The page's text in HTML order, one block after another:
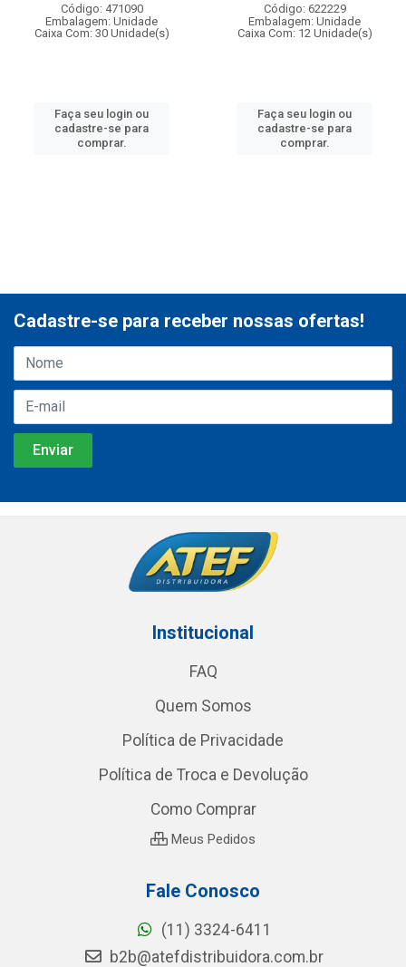
Código: 471090
Embalagem: Unidade
Caixa Com: 30 Unidade(s)
Faça seu login ou
cadastre-se para
comprar.
Código: 622229
Embalagem: Unidade
Caixa Com: 12 Unidade(s)
Faça seu login ou
cadastre-se para
comprar.
Cadastre-se para receber nossas ofertas!
Institucional
FAQ
Quem Somos
Política de Privacidade
Política de Troca e Devolução
Como Comprar
Meus Pedidos
Fale Conosco
(11) 3324-6411
b2b@atefdistribuidora.com.br